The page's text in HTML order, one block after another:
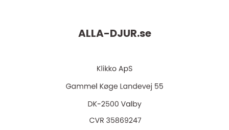
ALLA-DJUR.se